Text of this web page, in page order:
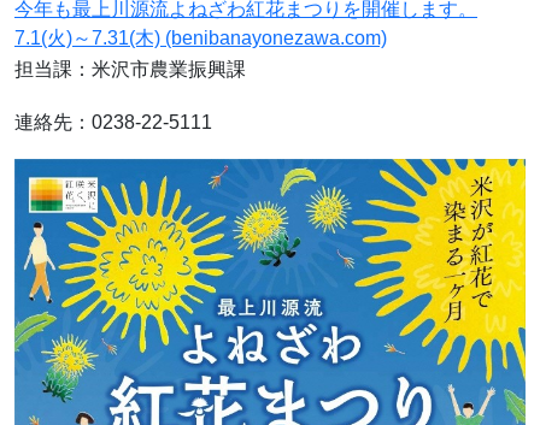
今年も最上川源流よねざわ紅花まつりを開催します。
7.1(火)～7.31(木) (benibanayonezawa.com):
紅
花
ま
つ
り
2025」
開
催
の
担当課：米沢市農業振興課
連絡先：0238-22-5111